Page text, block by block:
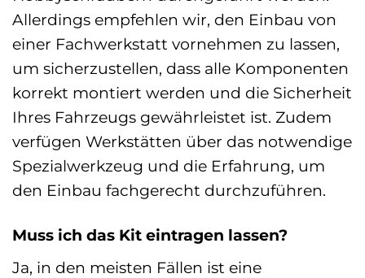
Allerdings empfehlen wir, den Einbau von
einer Fachwerkstatt vornehmen zu lassen,
um sicherzustellen, dass alle Komponenten
korrekt montiert werden und die Sicherheit
Ihres Fahrzeugs gewährleistet ist. Zudem
verfügen Werkstätten über das notwendige
Spezialwerkzeug und die Erfahrung, um
den Einbau fachgerecht durchzuführen.
Muss ich das Kit eintragen lassen?
Ja, in den meisten Fällen ist eine